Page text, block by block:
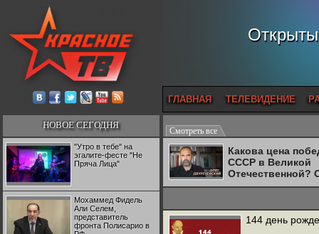
ГЛАВНАЯ ТЕЛЕВИДЕНИЕ
НОВОЕ СЕГОДНЯ
"Утро в тебе" на
эгалите-фесте "Не
Пряча Лица"
Мохаммед Фидель
Али Селем,
представитель
фронта Полисарио в
Смотреть все
Какова цена
СССР в Великой
Отечественной?
Двуреченский о
144 день